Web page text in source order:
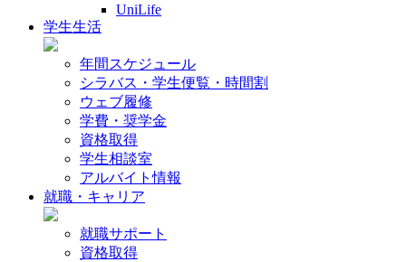
UniLife
学生生活
年間スケジュール
シラバス・学生便覧・時間割
ウェブ履修
学費・奨学金
資格取得
学生相談室
アルバイト情報
就職・キャリア
就職サポート
資格取得